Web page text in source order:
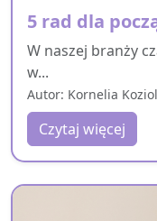
5 rad dla
W naszej branży
w...
Autor: Kornelia
Czytaj więcej